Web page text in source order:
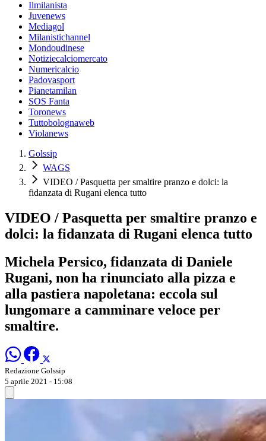
Ilmilanista
Juvenews
Mediagol
Milanistichannel
Mondoudinese
Notiziecalciomercato
Numericalcio
Padovasport
Pianetamilan
SOS Fanta
Toronews
Tuttobolognaweb
Violanews
Golssip
WAGS
VIDEO / Pasquetta per smaltire pranzo e dolci: la
fidanzata di Rugani elenca tutto
VIDEO / Pasquetta per smaltire pranzo e
dolci: la fidanzata di Rugani elenca tutto
Michela Persico, fidanzata di Daniele
Rugani, non ha rinunciato alla pizza e
alla pastiera napoletana: eccola sul
lungomare a camminare veloce per
smaltire.
Redazione Golssip
5 aprile 2021 - 15:08